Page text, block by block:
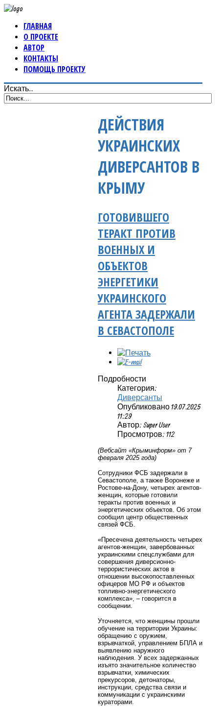
ГЛАВНАЯ
О ПРОЕКТЕ
АВТОР
КОНТАКТЫ
ПОМОЩЬ ПРОЕКТУ
Искать...
ДЕЙСТВИЯ
УКРАИНСКИХ
ДИВЕРСАНТОВ В
КРЫМУ
ГОТОВИВШЕГО
ТЕРАКТ ПРОТИВ
ВОЕННЫХ И
ОБЪЕКТОВ
ЭНЕРГЕТИКИ
УКРАИНСКОГО
АГЕНТА ЗАДЕРЖАЛИ
В СЕВАСТОПОЛЕ
Подробности
Категория:
Диверсанты
Опубликовано 19.07.2025
11:29
Автор: Super User
Просмотров: 112
(Вебсайт «Крыминформ» от 7
февраля 2025 года)
Сотрудники ФСБ задержали в
Севастополе, а также Воронеже и
Ростове-на-Дону, четырех агентов-
женщин, которые готовили
теракты против военных и
энергетических объектов. Об этом
сообщил центр общественных
связей ФСБ.
«Пресечена деятельность четырех
агентов-женщин, завербованных
украинскими спецслужбами для
совершения диверсионно-
террористических актов в
отношении высокопоставленных
офицеров МО РФ и объектов
топливно-энергетического
комплекса», – говорится в
сообщении.
Уточняется, что женщины прошли
обучение на территории Украины:
обращению с оружием,
взрывчаткой, управлением БПЛА и
выявлению наружного
наблюдения. У всех задержанных
изъято значительное количество
взрывчатки, химических
прекурсоров, детонаторы,
инструкции, средства связи и
коммуникации с украинскими
кураторами.